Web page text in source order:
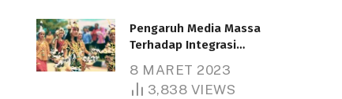
Pengaruh Media Massa
Terhadap Integrasi
8 MARET 2023
3,838 VIEWS